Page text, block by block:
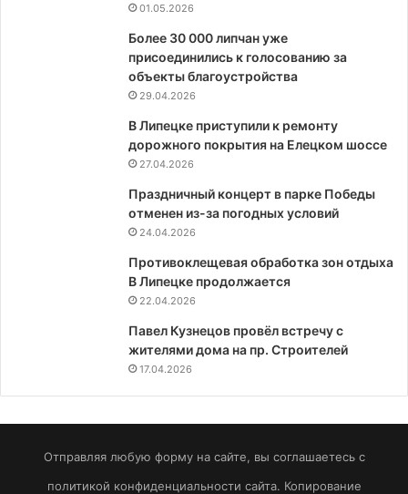
01.05.2026
Более 30 000 липчан уже
присоединились к голосованию за
объекты благоустройства
29.04.2026
В Липецке приступили к ремонту
дорожного покрытия на Елецком шоссе
27.04.2026
Праздничный концерт в парке Победы
отменен из-за погодных условий
24.04.2026
Противоклещевая обработка зон отдыха
В Липецке продолжается
22.04.2026
Павел Кузнецов провёл встречу с
жителями дома на пр. Строителей
17.04.2026
Отправляя любую форму на сайте, вы соглашаетесь с
политикой конфиденциальности сайта. Копирование